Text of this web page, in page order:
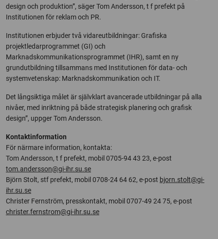
design och produktion”, säger Tom Andersson, t f prefekt på
Institutionen för reklam och PR.
Institutionen erbjuder två vidareutbildningar: Grafiska
projektledarprogrammet (GI) och
Marknadskommunikationsprogrammet (IHR), samt en ny
grundutbildning tillsammans med Institutionen för data- och
systemvetenskap: Marknadskommunikation och IT.
Det långsiktiga målet är självklart avancerade utbildningar på alla
nivåer, med inriktning på både strategisk planering och grafisk
design”, uppger Tom Andersson.
Kontaktinformation
För närmare information, kontakta:
Tom Andersson, t f prefekt, mobil 0705-94 43 23, e-post
tom.andersson@gi-ihr.su.se
Björn Stolt, stf prefekt, mobil 0708-24 64 62, e-post bjorn.stolt@gi-
ihr.su.se
Christer Fernström, presskontakt, mobil 0707-49 24 75, e-post
christer.fernstrom@gi-ihr.su.se